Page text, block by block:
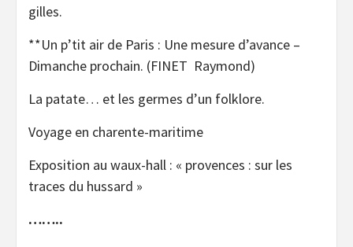
gilles.
**Un p’tit air de Paris : Une mesure d’avance –
Dimanche prochain. (FINET Raymond)
La patate… et les germes d’un folklore.
Voyage en charente-maritime
Exposition au waux-hall : « provences : sur les
traces du hussard »
……..